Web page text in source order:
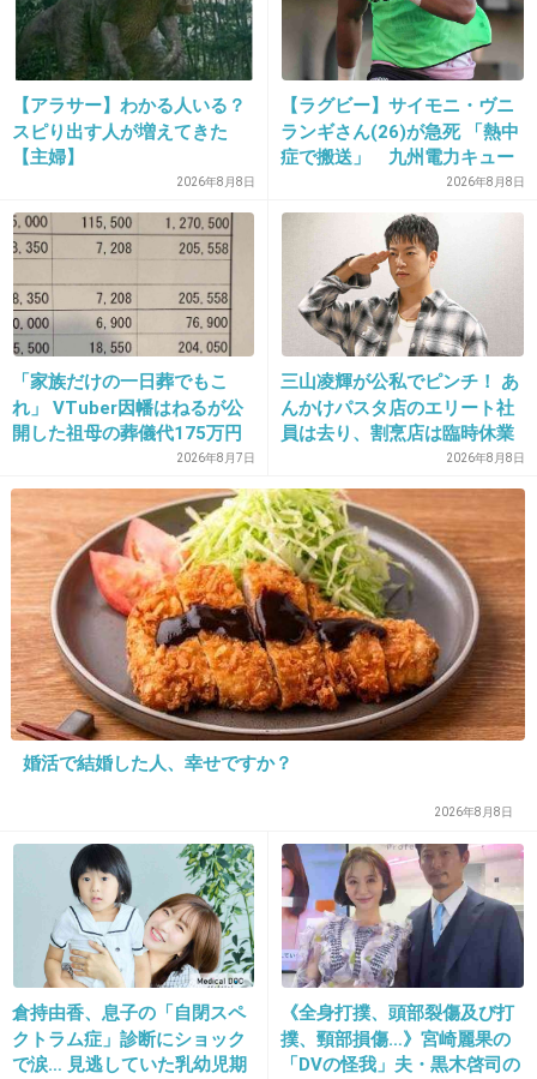
お腹が張ることは出来ないので娘を抱っこする
ことも出来なくなりました。
2歳の娘は抱っこをして欲しいときもちろんた
くさんあるだろうに。
『ママね抱っこできないの くるしいくるしいの
お腹に赤ちゃんいるからね～』と言ってくるの
です。
小さいのに理解してる我慢してる
私は言葉や頭なでなでぎゅっと抱きしめる小さ
なことだけど抱っこの変わりになることを。
お腹に向かってキスをしてきたりなでなでして
くれたり『赤ちゃんお話ししよ～』と声をかけ
てくれる娘はとっても優しいお姉ちゃんです
出典：stat.ameba.jp
+390 -3
22. 匿名 2014/09/27(土) 13:41:00
安静にしてないといけない入院ってそれはそれ
で辛いよね
+94 -2
23. 匿名2014/09/27(土) 13:43:47
じぶんの意志だけではどうにもならない事だけ
【アラサー】わかる人いる？
スピり出す人が増えてきた
【主婦】
2026年8月8日
【ラグビー】サイモニ・ヴニ
ランギさん(26)が急死 「熱中
症で搬送」 九州電力キュー
デンヴォルテクスで練習中
2026年8月8日
「家族だけの一日葬でもこ
れ」 VTuber因幡はねるが公
開した祖母の葬儀代175万円
2026年8月7日
三山凌輝が公私でピンチ！ あ
んかけパスタ店のエリート社
員は去り、割烹店は臨時休業
2026年8月8日
婚活で結婚した人、幸せですか？
2026年8月8日
倉持由香、息子の「自閉スペ
クトラム症」診断にショック
で涙… 見逃していた乳幼児期
《全身打撲、頭部裂傷及び打
撲、頸部損傷…》宮崎麗果の
「DVの怪我」夫・黒木啓司の